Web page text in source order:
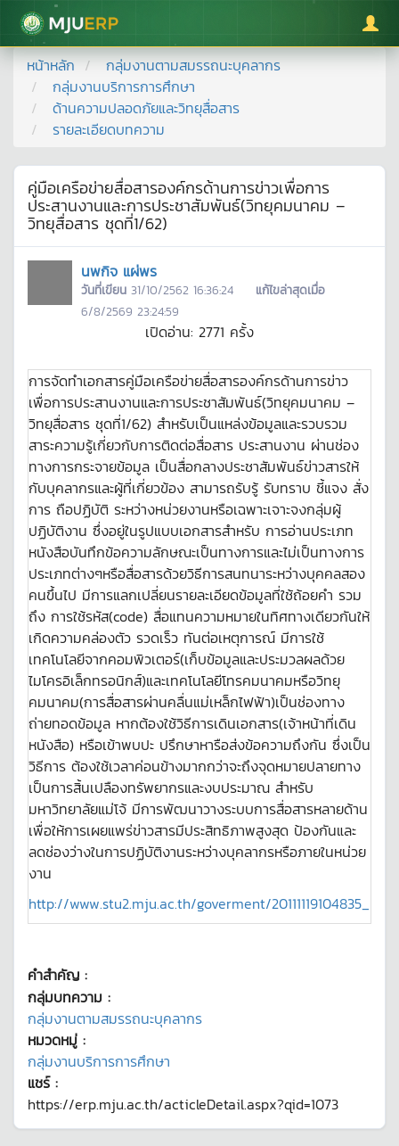
มหาวิทยาลัยแม่โจ้
หน้าหลัก
กลุ่มงานตามสมรรถนะบุคลากร
กลุ่มงานบริการการศึกษา
ด้านความปลอดภัยและวิทยุสื่อสาร
รายละเอียดบทความ
คู่มือเครือข่ายสื่อสารองค์กรด้านการข่าวเพื่อการ
ประสานงานและการประชาสัมพันธ์(วิทยุคมนาคม –
วิทยุสื่อสาร ชุดที่1/62)
นพกิจ แผ่พร
วันที่เขียน 31/10/2562 16:36:24
แก้ไขล่าสุดเมื่อ
6/8/2569 23:24:59
เปิดอ่าน: 2771 ครั้ง
การจัดทำเอกสารคู่มือเครือข่ายสื่อสารองค์กรด้านการข่าว
เพื่อการประสานงานและการประชาสัมพันธ์(วิทยุคมนาคม –
วิทยุสื่อสาร ชุดที่1/62) สำหรับเป็นแหล่งข้อมูลและรวบรวม
สาระความรู้เกี่ยวกับการติดต่อสื่อสาร ประสานงาน ผ่านช่อง
ทางการกระจายข้อมูล เป็นสื่อกลางประชาสัมพันธ์ข่าวสารให้
กับบุคลากรและผู้ที่เกี่ยวข้อง สามารถรับรู้ รับทราบ ชี้แจง สั่ง
การ ถือปฏิบัติ ระหว่างหน่วยงานหรือเฉพาะเจาะจงกลุ่มผู้
ปฏิบัติงาน ซึ่งอยู่ในรูปแบบเอกสารสำหรับ การอ่านประเภท
หนังสือบันทึกข้อความลักษณะเป็นทางการและไม่เป็นทางการ
ประเภทต่างๆหรือสื่อสารด้วยวิธีการสนทนาระหว่างบุคคลสอง
คนขึ้นไป มีการแลกเปลี่ยนรายละเอียดข้อมูลที่ใช้ถ้อยคำ รวม
ถึง การใช้รหัส(code) สื่อแทนความหมายในทิศทางเดียวกันให้
เกิดความคล่องตัว รวดเร็ว ทันต่อเหตุการณ์ มีการใช้
เทคโนโลยีจากคอมพิวเตอร์(เก็บข้อมูลและประมวลผลด้วย
ไมโครอิเล็กทรอนิกส์)และเทคโนโลยีโทรคมนาคมหรือวิทยุ
คมนาคม(การสื่อสารผ่านคลื่นแม่เหล็กไฟฟ้า)เป็นช่องทาง
ถ่ายทอดข้อมูล หากต้องใช้วิธีการเดินเอกสาร(เจ้าหน้าที่เดิน
หนังสือ) หรือเข้าพบปะ ปรึกษาหารือส่งข้อความถึงกัน ซึ่งเป็น
วิธีการ ต้องใช้เวลาค่อนข้างมากกว่าจะถึงจุดหมายปลายทาง
เป็นการสิ้นเปลืองทรัพยากรและงบประมาณ สำหรับ
มหาวิทยาลัยแม่โจ้ มีการพัฒนาวางระบบการสื่อสารหลายด้าน
เพื่อให้การเผยแพร่ข่าวสารมีประสิทธิภาพสูงสุด ป้องกันและ
ลดช่องว่างในการปฏิบัติงานระหว่างบุคลากรหรือภายในหน่วย
งาน
http://www.stu2.mju.ac.th/goverment/
คำสำคัญ :
กลุ่มบทความ :
กลุ่มงานตามสมรรถนะบุคลากร
หมวดหมู่ :
กลุ่มงานบริการการศึกษา
แชร์ :
https://erp.mju.ac.th/acticleDetail.aspx?qid=1073